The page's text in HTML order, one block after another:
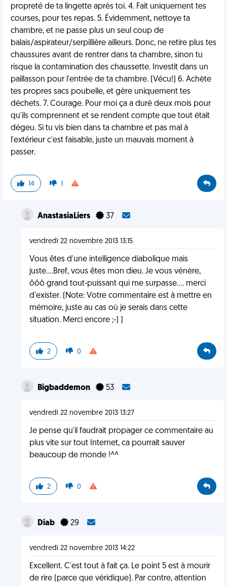
propreté de ta lingette après toi. 4. Fait uniquement tes
courses, pour tes repas. 5. Évidemment, nettoye ta
chambre, et ne passe plus un seul coup de
balais/aspirateur/serpillière ailleurs. Donc, ne retire plus tes
chaussures avant de rentrer dans ta chambre, sinon tu
risque la contamination des chaussette. Investit dans un
paillasson pour l'entrée de ta chambre. (Vécu!) 6. Achète
tes propres sacs poubelle, et gère uniquement tes
déchets. 7. Courage. Pour moi ça a duré deux mois pour
qu'ils comprennent et se rendent compte que tout était
dégeu. Si tu vis bien dans ta chambre et pas mal à
l'extérieur c'est faisable, juste un mauvais moment à
passer.
14 1
AnastasiaLiers 37
vendredi 22 novembre 2013 13:15
Vous êtes d'une intelligence diabolique mais
juste....Bref, vous êtes mon dieu. Je vous vénère,
ôôô grand tout-puissant qui me surpasse.... merci
d'exister. (Note: Votre commentaire est à mettre en
mémoire, juste au cas où je serais dans cette
situation. Merci encore ;-) )
2 0
Bigbaddemon 53
vendredi 22 novembre 2013 13:27
Je pense qu'il faudrait propager ce commentaire au
plus vite sur tout Internet, ca pourrait sauver
beaucoup de monde !^^
2 0
Diab 29
vendredi 22 novembre 2013 14:22
Excellent. C'est tout à fait ça. Le point 5 est à mourir
de rire (parce que véridique). Par contre, attention